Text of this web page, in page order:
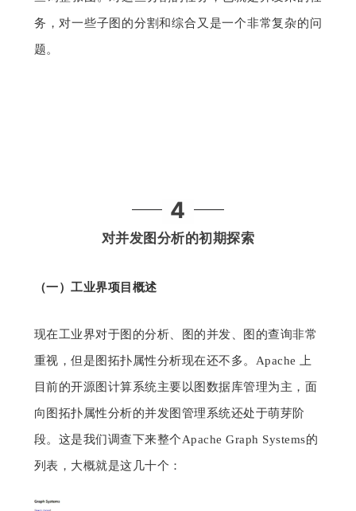
务，对一些子图的分割和综合又是一个非常复杂的问
题。
4
对并发图分析的初期探索
（一）工业界项目概述
现在工业界对于图的分析、图的并发、图的查询非常
重视，但是图拓扑属性分析现在还不多。 Apache 上
目前的开源图计算系统主要以图数据库管理为主，面
向图拓扑属性分析的并发图管理系统还处于萌芽阶
段。这是我们调查下来整个Apache Graph Systems的
列表，大概就是这几十个：